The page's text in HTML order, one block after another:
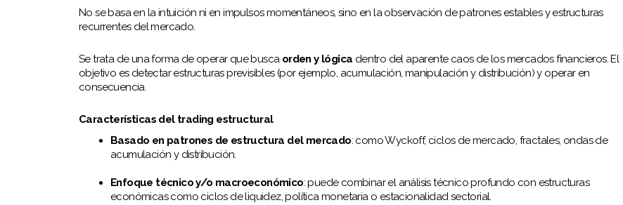
No se basa en la intuición ni en impulsos momentáneos, sino en la observación de patrones estables y estructuras
recurrentes del mercado.
Se trata de una forma de operar que busca orden y lógica dentro del aparente caos de los mercados financieros. El
objetivo es detectar estructuras previsibles (por ejemplo, acumulación, manipulación y distribución) y operar en
consecuencia.
Características del trading estructural
Basado en patrones de estructura del mercado: como Wyckoff, ciclos de mercado, fractales, ondas de
acumulación y distribución.
Enfoque técnico y/o macroeconómico: puede combinar el análisis técnico profundo con estructuras
económicas como ciclos de liquidez, política monetaria o estacionalidad sectorial.